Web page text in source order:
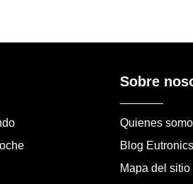
Sobre
Quienes
Blog Eutronics
Mapa del sitio